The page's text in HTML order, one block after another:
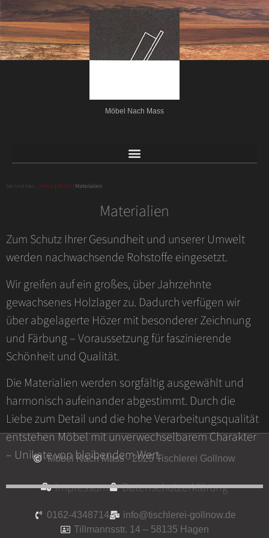
Möbel Nach Mass
Sie sind hier... Home Möbel Materialien
Materialien
Zum Schutz Ihrer Gesundheit und unserer Umwelt
werden nachwachsende Rohstoffe eingesetzt.
Wir greifen auf ein großes, über Jahrzehnte
gewachsenes Holzlager zu. Dadurch verfügen wir
über abgelagerte Hözer mit besonderer Zeichnung
und Färbung – Voraussetzung für faszinierende
Schönheit und Qualität.
Die Materialien werden sorgfältig ausgewählt und
harmonisch aufeinander abgestimmt. Durch die
Liebe zum Detail und die hohe Verarbeitungsqualität
entstehen Möbel mit unverwechselbarem Charakter
– Unikate von bleibendem Wert.
Möbel Nach Mass - 2025 Tischlerei Gollnow
Impressum Datenschutzerklärung
0162-4348714
info@tischlerei-gollnow.de
Tillmannsstr. 14 – 58135 Hagen